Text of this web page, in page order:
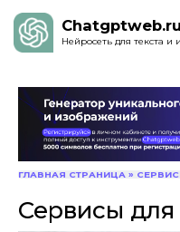
Chatgptweb.ru
Нейросеть для текста
ГЛАВНАЯ СТРАНИЦА »
Сервисы для